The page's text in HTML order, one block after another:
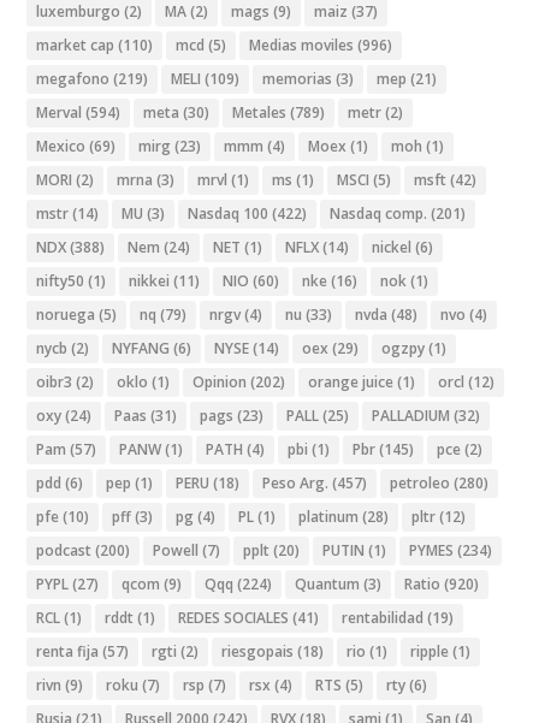
luxemburgo (2) MA(2) mags (9) maiz (37)
market cap (110) mcd (5) Medias moviles (996)
megafono (219) MELI (109) memorias (3) mep (21)
Merval (594) meta (30) Metales (789) metr(2)
Mexico (69) mirg (23) mmm (4) Moex (1) moh (1)
MORI (2) mrna (3) mrvl (1) ms (1) MSCI (5) msft (42)
mstr(14) MU (3) Nasdaq 100 (422) Nasdaq comp. (201)
NDX(388) Nem (24) NET (1) NFLX(14) nickel (6)
nifty50 (1) nikkei (11) NIO (60) nke (16) nok(1)
noruega (5) nq (79) nrgv(4) nu (33) nvda (48) nvo (4)
nycb (2) NYFANG (6) NYSE(14) oex (29) ogzpy(1)
oibr3 (2) oklo (1) Opinion (202) orange juice (1) orcl (12)
oxy(24) Paas (31) pags (23) PALL(25) PALLADIUM (32)
Pam (57) PANW(1) PATH (4) pbi (1) Pbr(145) pce (2)
pdd (6) pep (1) PERU (18) Peso Arg. (457) petroleo (280)
pfe (10) pff(3) pg (4) PL(1) platinum (28) pltr(12)
podcast (200) Powell (7) pplt (20) PUTIN (1) PYMES (234)
PYPL(27) qcom (9) Qqq (224) Quantum (3) Ratio (920)
RCL(1) rddt (1) REDES SOCIALES (41) rentabilidad (19)
renta fija (57) rgti (2) riesgopais (18) rio (1) ripple (1)
rivn (9) roku (7) rsp (7) rsx (4) RTS (5) rty(6)